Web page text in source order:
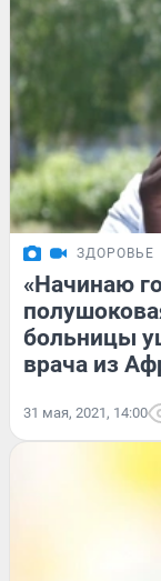
ЗДОРОВЬЕ
«Начинаю
больницы
врача из
31 мая, 2021, 14:00